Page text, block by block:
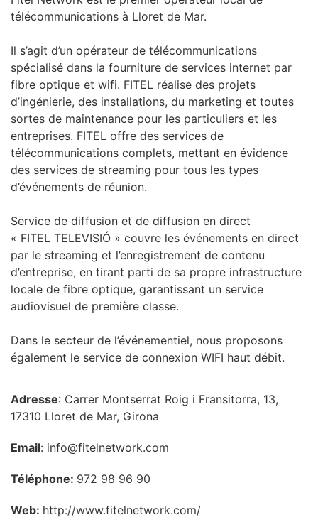
télécommunications à Lloret de Mar.
Il s’agit d’un opérateur de télécommunications
spécialisé dans la fourniture de services internet par
fibre optique et wifi. FITEL réalise des projets
d’ingénierie, des installations, du marketing et toutes
sortes de maintenance pour les particuliers et les
entreprises. FITEL offre des services de
télécommunications complets, mettant en évidence
des services de streaming pour tous les types
d’événements de réunion.
Service de diffusion et de diffusion en direct
« FITEL TELEVISIÓ » couvre les événements en direct
par le streaming et l’enregistrement de contenu
d’entreprise, en tirant parti de sa propre infrastructure
locale de fibre optique, garantissant un service
audiovisuel de première classe.
Dans le secteur de l’événementiel, nous proposons
également le service de connexion WIFI haut débit.
Adresse: Carrer Montserrat Roig i Fransitorra, 13,
17310 Lloret de Mar, Girona
Email: info@fitelnetwork.com
Téléphone: 972 98 96 90
Web: http://www.fitelnetwork.com/